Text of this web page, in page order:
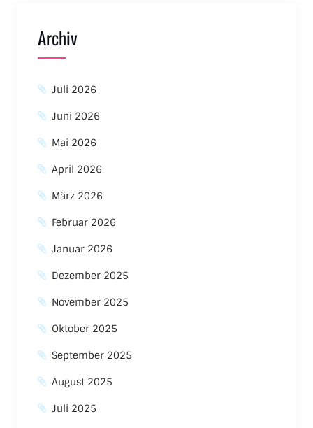
Archiv
Juli 2026
Juni 2026
Mai 2026
April 2026
März 2026
Februar 2026
Januar 2026
Dezember 2025
November 2025
Oktober 2025
September 2025
August 2025
Juli 2025